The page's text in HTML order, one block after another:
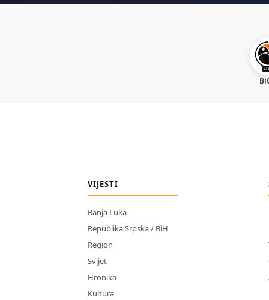
VIJESTI
Banja Luka
Republika Srpska / BiH
Region
Svijet
Hronika
Kultura